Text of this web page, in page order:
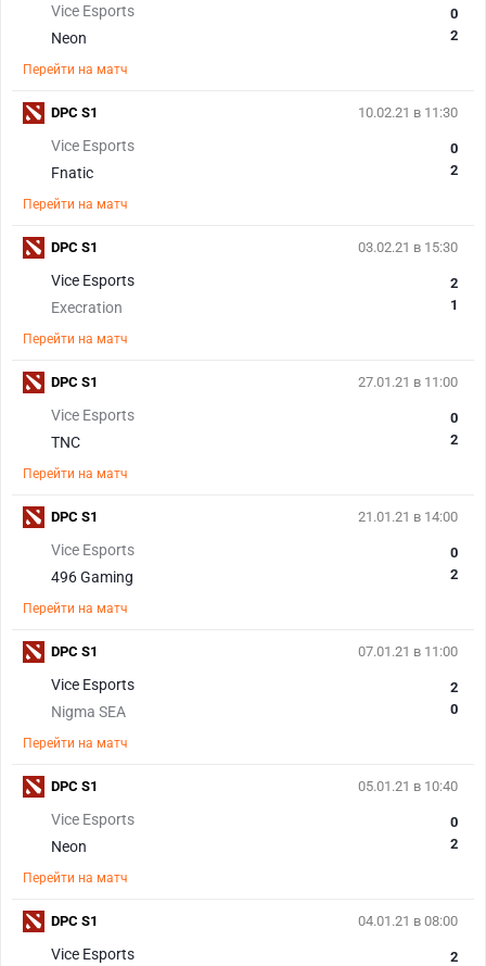
Vice Esports
Neon
0
2
Перейти на матч
10.02.21 в 11:30
Vice Esports
Fnatic
0
2
Перейти на матч
DPC S1
03.02.21 в 15:30
Vice Esports
Execration
2
1
Перейти на матч
DPC S1
27.01.21 в 11:00
Vice Esports
TNC
0
2
Перейти на матч
DPC S1
21.01.21 в 14:00
Vice Esports
496 Gaming
0
2
Перейти на матч
DPC S1
07.01.21 в 11:00
Vice Esports
Nigma SEA
2
0
Перейти на матч
DPC S1
05.01.21 в 10:40
Vice Esports
Neon
0
2
Перейти на матч
DPC S1
04.01.21 в 08:00
Vice Esports
2
DPC S1